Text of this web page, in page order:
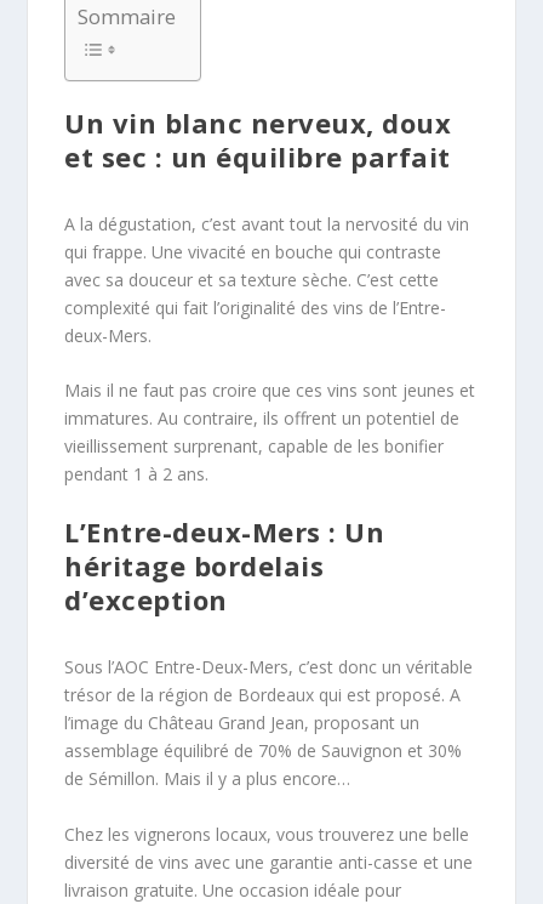
Sommaire
Un vin blanc nerveux, doux
et sec : un équilibre parfait
A la dégustation, c’est avant tout la nervosité du vin
qui frappe. Une vivacité en bouche qui contraste
avec sa douceur et sa texture sèche. C’est cette
complexité qui fait l’originalité des vins de l’Entre-
deux-Mers.
Mais il ne faut pas croire que ces vins sont jeunes et
immatures. Au contraire, ils offrent un potentiel de
vieillissement surprenant, capable de les bonifier
pendant 1 à 2 ans.
L’Entre-deux-Mers : Un
héritage bordelais
d’exception
Sous l’AOC Entre-Deux-Mers, c’est donc un véritable
trésor de la région de Bordeaux qui est proposé. A
l’image du Château Grand Jean, proposant un
assemblage équilibré de 70% de Sauvignon et 30%
de Sémillon. Mais il y a plus encore…
Chez les vignerons locaux, vous trouverez une belle
diversité de vins avec une garantie anti-casse et une
livraison gratuite. Une occasion idéale pour